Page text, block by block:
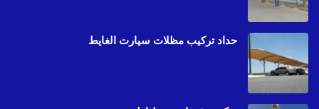
حداد تركيب مظلات سيارت الغايط